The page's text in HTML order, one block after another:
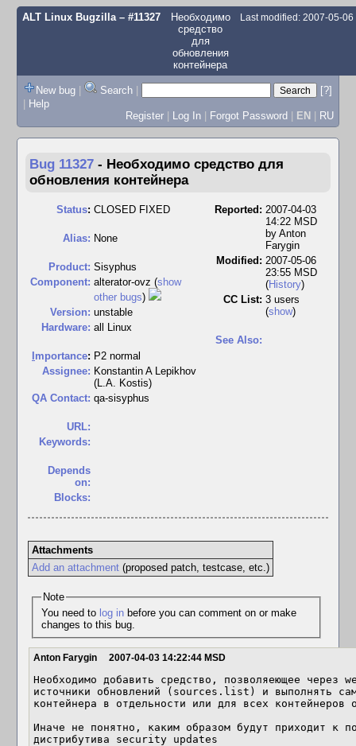
ALT Linux Bugzilla– #11327
Необходимо
средство
для
обновления
контейнера
Last modified: 2007-05-
New bug | Search |
[?]
| Help
Register | Log In | Forgot Password | EN | RU
Bug 11327 - Необходимо средство для
обновления контейнера
Status: CLOSED FIXED
Alias: None
Product: Sisyphus
Component: alterator-ovz (show
other bugs)
Version: unstable
Hardware: all Linux
mportance: P2 normal
Assignee: Konstantin A Lepikhov
(L.A. Kostis)
QA Contact: qa-sisyphus
URL:
Keywords:
Depends
on:
Blocks:
Reported: 2007-04-03
14:22 MSD
by Anton
Farygin
Modified: 2007-05-06
23:55 MSD
(History)
CC List: 3 users
(show)
See Also:
Attachments
Add an attachment(proposed patch, testcase, etc.)
Note
You need to log inbefore you can comment on or make
changes to this bug.
Anton Farygin 2007-04-03 14:22:44 MSD
Необходимо добавить средство, позволяеющее через
источники обновлений (sources.list) и выполнять
контейнера в отдельности или для всех контейнеров
Иначе не понятно, каким образом будут приходит к
дистрибутива security updates